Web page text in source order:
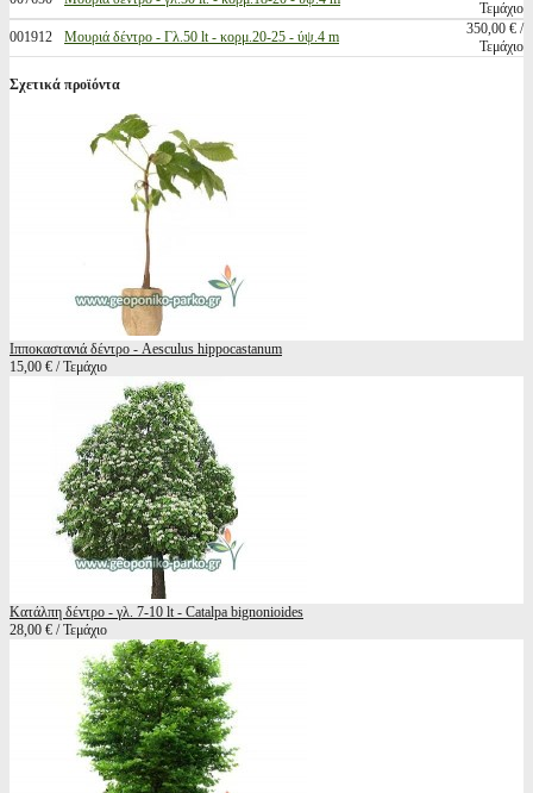
Τεμάχιο
001912
Μουριά δέντρο - Γλ.50 lt - κορμ.20-25 - ύψ.4 m
350,00 € /
Τεμάχιο
Σχετικά προϊόντα
Ιπποκαστανιά δέντρο - Aesculus hippocastanum
15,00 € / Τεμάχιο
Κατάλπη δέντρο - γλ. 7-10 lt - Catalpa bignonioides
28,00 € / Τεμάχιο